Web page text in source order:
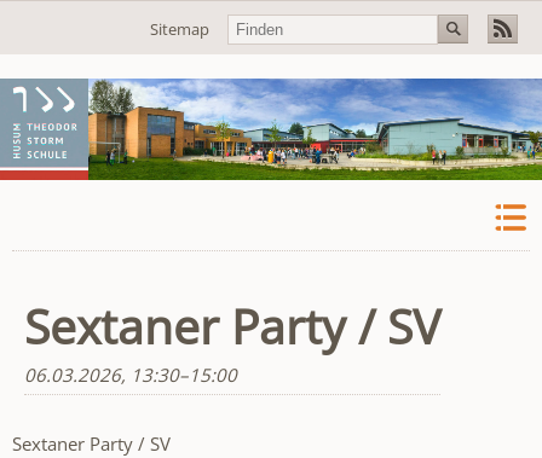
Navigation
Sitemap
Sextaner Party / SV
06.03.2026, 13:30–15:00
Sextaner Party / SV